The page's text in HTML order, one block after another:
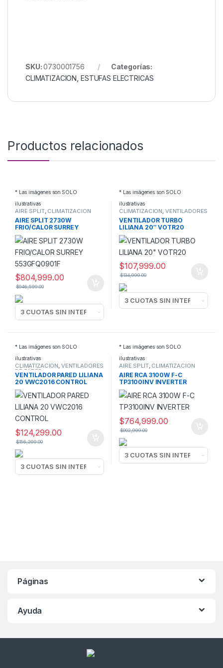
SKU:0730001756
Categorías:
CLIMATIZACION ESTUFAS ELECTRICAS
Productos relacionados
* Las imágenes son SOLO
ilustrativas
AIRE SPLIT, CLIMATIZACION
AIRE SPLIT 2730W
FRIO/CALOR SURREY
553GFQ0901F
$804,999.00
$946,599.00
* Las imágenes son SOLO
ilustrativas
CLIMATIZACION VENTILADORES
VENTILADOR TURBO
LILIANA 20″ VOTR20
$107,999.00
$134,999.00
* Las imágenes son SOLO
ilustrativas
CLIMATIZACION, VENTILADORES
DE PARED
VENTILADOR PARED LILIANA
20 VWC2016 CONTROL
$124,299.00
$156,299.00
* Las imágenes son SOLO
ilustrativas
AIRE SPLIT, CLIMATIZACION
AIRE RCA 3100W F-C
TP3100INV INVERTER
$764,999.00
$902,999.00
Páginas
Ayuda